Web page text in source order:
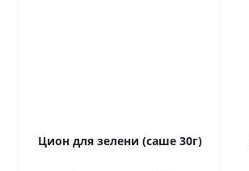
Цион для зелени (саше 30г)